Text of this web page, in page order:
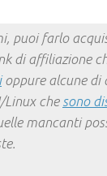
puoi farlo
di affiliazione
oppure alcune di
Linux che sono
mancanti